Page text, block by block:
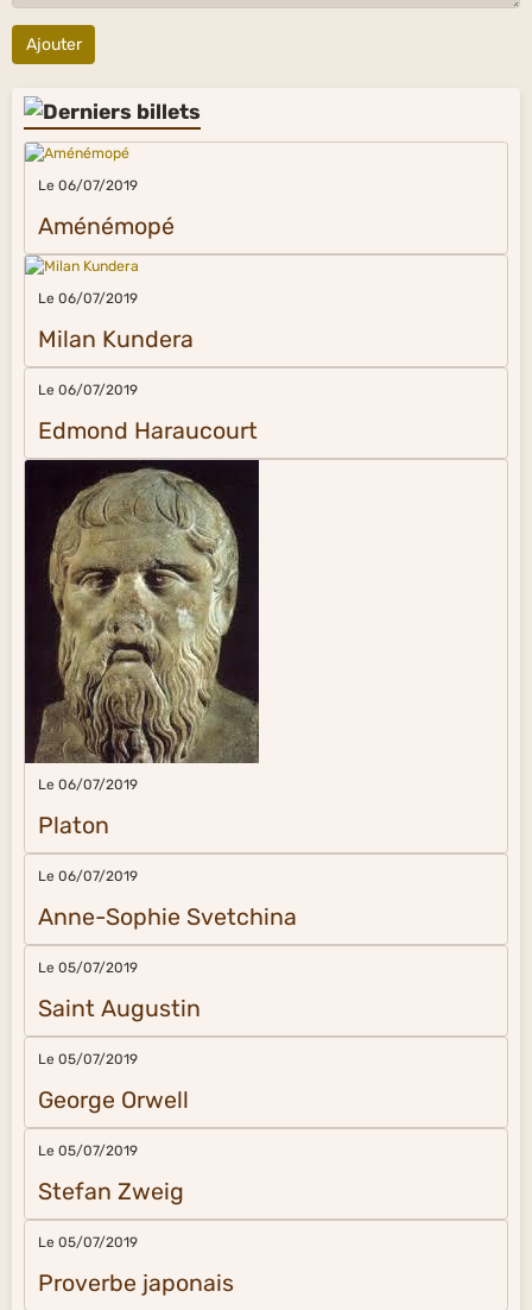
Ajouter
Le 06/07/2019
Aménémopé
Le 06/07/2019
Milan Kundera
Le 06/07/2019
Edmond Haraucourt
Le 06/07/2019
Platon
Le 06/07/2019
Anne-Sophie Svetchina
Le 05/07/2019
Saint Augustin
Le 05/07/2019
George Orwell
Le 05/07/2019
Stefan Zweig
Le 05/07/2019
Proverbe japonais